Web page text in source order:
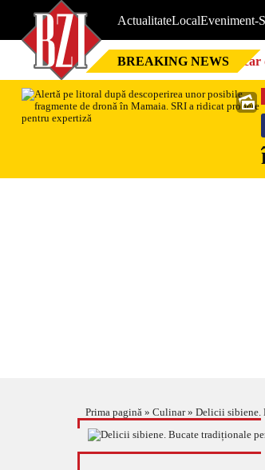
ActualitateLocalEveniment-
BREAKING NEWS
Prima pagină » Culinar» Delicii sibiene.